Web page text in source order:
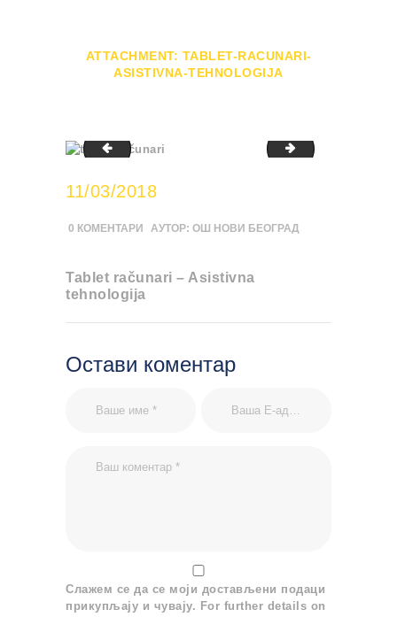
ATTACHMENT: TABLET-RACUNARI-
ASISTIVNA-TEHNOLOGIJA
specijalna-tastatura-asistivna-tehnologija
x-box-
11/03/2018
0 КОМЕНТАРИ АУТОР: ОШ НОВИ БЕОГРАД
Tablet računari – Asistivna
tehnologija
Остави коментар
Слажем се да се моји достављени подаци
прикупљају и чувају. For further details on